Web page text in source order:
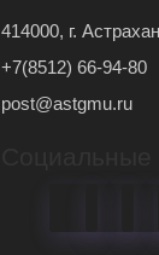
414000, г.
+7(8512) 66-94-80
post@astgmu.ru